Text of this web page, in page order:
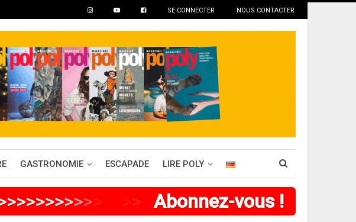
SE CONNECTER NOUS CONTACTER
GASTRONOMIE ESCAPADE LIRE POLY
>>>>>>>>>> Abonnez-vous !